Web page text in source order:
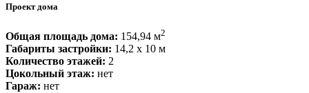
Проект дома
Общая площадь дома: 154,94 м2
Габариты застройки: 14,2 x 10 м
Количество этажей: 2
Цокольный этаж: нет
Гараж: нет